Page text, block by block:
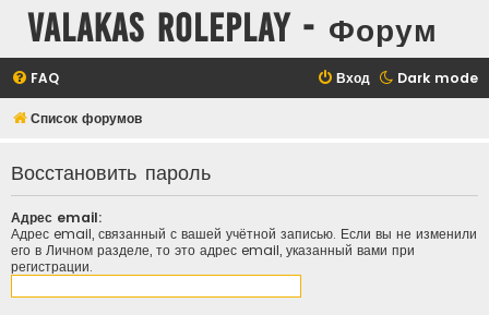
Valakas Roleplay - Форум
Dark mode
FAQ Вход
Список форумов
Восстановить пароль
Адрес email:
Адрес email, связанный с вашей учётной записью. Если вы не изменили
его в Личном разделе, то это адрес email, указанный вами при
регистрации.